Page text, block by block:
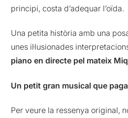
principi, costa d’adequar l’oïda.
Una petita història amb una
unes il·lusionades
piano en directe pel mateix
Un petit gran musical que
Per veure la ressenya original,